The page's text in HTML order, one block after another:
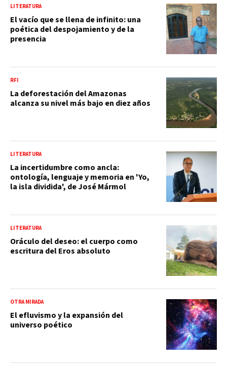
LITERATURA
El vacío que se llena de infinito: una
poética del despojamiento y de la
presencia
RFI
La deforestación del Amazonas
alcanza su nivel más bajo en diez años
LITERATURA
La incertidumbre como ancla:
ontología, lenguaje y memoria en 'Yo,
la isla dividida', de José Mármol
LITERATURA
Oráculo del deseo: el cuerpo como
escritura del Eros absoluto
OTRA MIRADA
El efluvismo y la expansión del
universo poético